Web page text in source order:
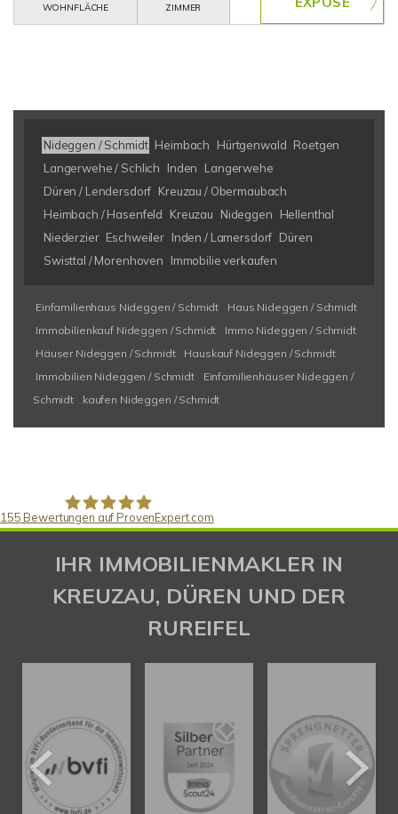
WOHNFLÄCHE
ZIMMER
Nideggen / Schmidt Heimbach Hürtgenwald Roetgen
Langerwehe / Schlich
Inden
Langerwehe
Düren / Lendersdorf Kreuzau / Obermaubach
Heimbach / Hasenfeld
Kreuzau Nideggen
Hellenthal
Niederzier Eschweiler Inden / Lamersdorf Düren
Swisttal / Morenhoven
Immobilie verkaufen
Einfamilienhaus Nideggen / Schmidt
Haus Nideggen / Schmidt
Immobilienkauf Nideggen / Schmidt
Immo Nideggen / Schmidt
Häuser Nideggen / Schmidt
Hauskauf Nideggen / Schmidt
Immobilien Nideggen / Schmidt
Einfamilienhäuser Nideggen /
Schmidt
kaufen Nideggen / Schmidt
Gaspar Immobilienberatung
155 Bewertungen auf ProvenExpert.com
IHR IMMOBILIENMAKLER IN
KREUZAU, DÜREN UND DER
RUREIFEL